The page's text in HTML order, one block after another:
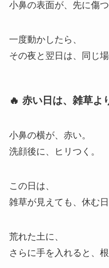
小鼻の表面が、先に傷つ
一度動かしたら、
その夜と翌日は、同じ
🔥 赤い日は、雑草よ
小鼻の横が、赤い。
洗顔後に、ヒリつく。
この日は、
雑草が見えても、休む日
荒れた土に、
さらに手を入れると、